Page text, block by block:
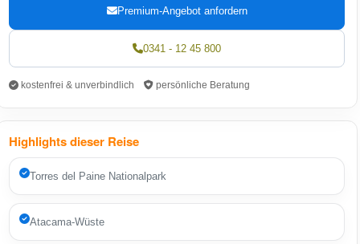
Premium-Angebot anfordern
0341 - 12 45 800
kostenfrei & unverbindlich persönliche Beratung
Highlights dieser Reise
Torres del Paine Nationalpark
Atacama-Wüste